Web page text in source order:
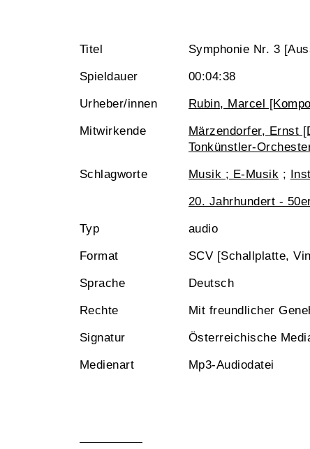
Titel Symphonie Nr. 3
Spieldauer 00:04:38
Urheber/innen Rubin, Marcel
Mitwirkende Märzendorfer, Ernst
Tonkünstler-
Schlagworte Musik ; E-Musik ;
20. Jahrhundert -
Typ audio
Format SCV [Schallplatte,
Sprache Deutsch
Rechte Mit freundlicher
Signatur Österreichische
Medienart Mp3-Audiodatei